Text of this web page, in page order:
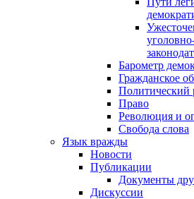
Барометр
Гражданское
Политический
Право
Революция и
Свобода слова
Язык вражды
Новости
Публикации
Документы
Дискуссии